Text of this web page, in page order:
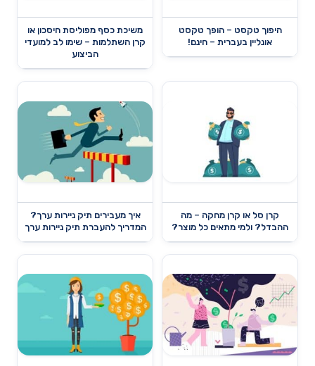
היפוך טקסט – הופך טקסט
אונליין בעברית – חינם!
משיכת כסף מפוליסת חיסכון או
קרן השתלמות – שימו לב למועדי
הביצוע
קרן סל או קרן מחקה – מה
ההבדל? ולמי מתאים כל מוצר?
איך מעבירים תיק ניירות ערך?
המדריך להעברת תיק ניירות ערך